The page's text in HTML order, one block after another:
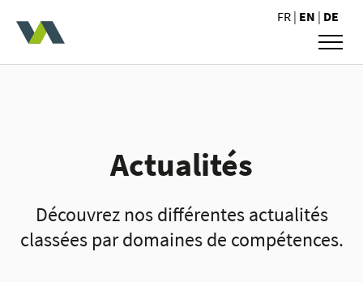
FR | EN | DE
Actualités
Découvrez nos différentes actualités
classées par domaines de compétences.